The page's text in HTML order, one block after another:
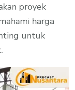
proyek
harga
untuk